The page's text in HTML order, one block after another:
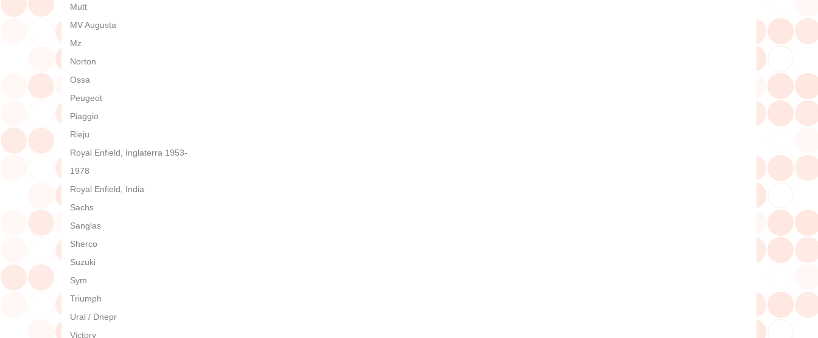
Mutt
MV Augusta
Mz
Norton
Ossa
Peugeot
Piaggio
Rieju
Royal Enfield, Inglaterra 1953-
1978
Royal Enfield, India
Sachs
Sanglas
Sherco
Suzuki
Sym
Triumph
Ural / Dnepr
Victory